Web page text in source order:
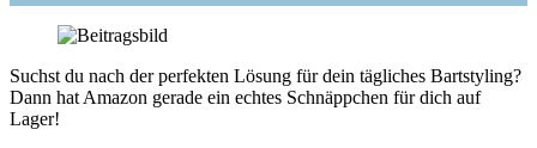
Suchst du nach der perfekten Lösung für dein tägliches Bartstyling?
Dann hat Amazon gerade ein echtes Schnäppchen für dich auf
Lager!